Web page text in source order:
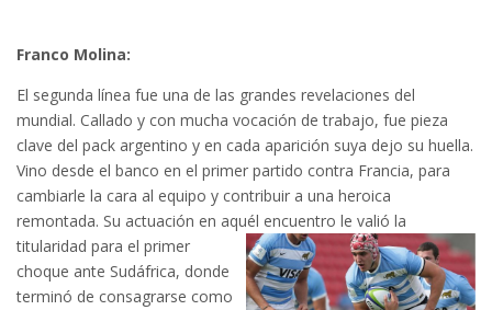
Franco Molina:
El segunda línea fue una de las grandes revelaciones del
mundial. Callado y con mucha vocación de trabajo, fue pieza
clave del pack argentino y en cada aparición suya dejo su huella.
Vino desde el banco en el primer partido contra Francia, para
cambiarle la cara al equipo y contribuir a una heroica
remontada. Su actuación en aquél encuentro le valió la
titularidad para el primer
choque ante Sudáfrica, donde
terminó de consagrarse como